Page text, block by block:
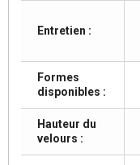
Entretien :
Formes
disponibles :
Hauteur du
velours :